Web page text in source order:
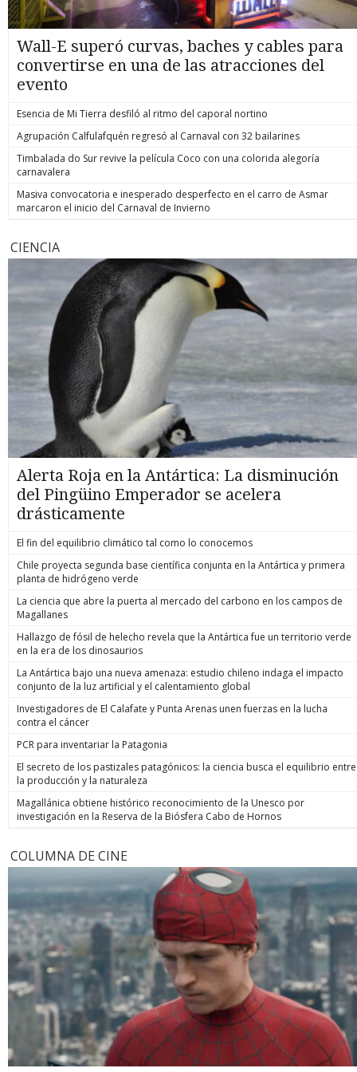
Wall-E superó curvas, baches y cables para
convertirse en una de las atracciones del
evento
Esencia de Mi Tierra desfiló al ritmo del caporal nortino
Agrupación Calfulafquén regresó al Carnaval con 32 bailarines
Timbalada do Sur revive la película Coco con una colorida alegoría
carnavalera
Masiva convocatoria e inesperado desperfecto en el carro de Asmar
marcaron el inicio del Carnaval de Invierno
CIENCIA
Alerta Roja en la Antártica: La disminución
del Pingüino Emperador se acelera
drásticamente
El fin del equilibrio climático tal como lo conocemos
Chile proyecta segunda base científica conjunta en la Antártica y primera
planta de hidrógeno verde
La ciencia que abre la puerta al mercado del carbono en los campos de
Magallanes
Hallazgo de fósil de helecho revela que la Antártica fue un territorio verde
en la era de los dinosaurios
La Antártica bajo una nueva amenaza: estudio chileno indaga el impacto
conjunto de la luz artificial y el calentamiento global
Investigadores de El Calafate y Punta Arenas unen fuerzas en la lucha
contra el cáncer
PCR para inventariar la Patagonia
El secreto de los pastizales patagónicos: la ciencia busca el equilibrio entre
la producción y la naturaleza
Magallánica obtiene histórico reconocimiento de la Unesco por
investigación en la Reserva de la Biósfera Cabo de Hornos
COLUMNA DE CINE